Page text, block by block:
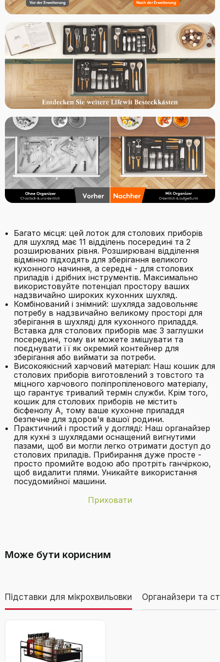
Багато місця: цей лоток для столових приборів
для шухляд має 11 відділень посередині та 2
розширюваних рівня. Розширювані відділення
відмінно підходять для зберігання великого
кухонного начиння, а середні - для столових
приладів і дрібних інструментів. Максимально
використовуйте потенціал простору ваших
надзвичайно широких кухонних шухляд.
Комбінований і знімний: шухляда задовольняє
потребу в надзвичайно великому просторі для
зберігання в шухляді для кухонного приладдя.
Вставка для столових приборів має 3 заглушки
посередині, тому ви можете змішувати та
поєднувати її як окремий контейнер для
зберігання або виймати за потреби.
Високоякісний харчовий матеріал: Наш кошик для
столових приборів виготовлений з товстого та
міцного харчового поліпропіленового матеріалу,
що гарантує тривалий термін служби. Крім того,
кошик для столових приборів не містить
бісфенолу А, тому ваше кухонне приладдя
безпечне для здоров'я вашої родини.
Практичний і простий у догляді: Наш органайзер
для кухні з шухлядами оснащений вигнутими
пазами, щоб ви могли легко отримати доступ до
столових приладів. Прибирання дуже просте -
просто промийте водою або протріть ганчіркою,
щоб видалити плями. Уникайте використання
посудомийної машини.
Приховати
Колір Чорний
Матеріал
Необхідні
Ні
Lifewit Великий органайзер для столових
для ножів, виделок і ложок, пластиковий,
чорний
Чи підійде органайзер для моєї
кухонної шухляди?
Може бути корисним
Підставки для мікрохвильовки Органайзери та